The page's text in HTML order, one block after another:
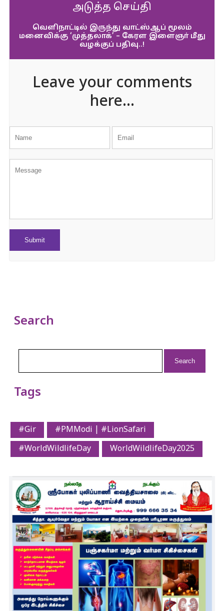
அடுத்த செய்தி
வெளிநாட்டில் இருந்து வாட்ஸ்ஆப் மூலம்
மனைவிக்கு ‘முத்தலாக்’ – கேரள இளைஞா் மீது
வழக்குப் பதிவு..!
Leave your comments
here...
Search
Tags
#Gir
#PMModi | #LionSafari
#WorldWildlifeDay
WorldWildlifeDay2025